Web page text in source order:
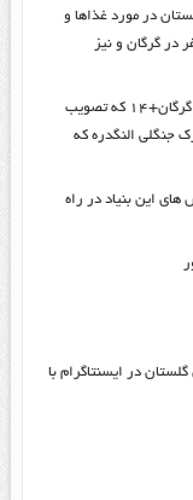
در مورد غذاها و
در گرگان و نیز
توضیحات علیرضا پزشک پور در مورد طرح توسعه گرگان+۱۴ که تصویب
گرگان در پارک جنگلی النگدره که
این بنیاد در راه
در ایسنتاگرام با